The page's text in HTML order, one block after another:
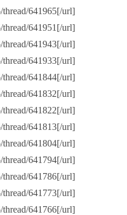
thread/641965[/url]
thread/641951[/url]
thread/641943[/url]
thread/641933[/url]
thread/641844[/url]
thread/641832[/url]
thread/641822[/url]
thread/641813[/url]
thread/641804[/url]
thread/641794[/url]
thread/641786[/url]
thread/641773[/url]
thread/641766[/url]